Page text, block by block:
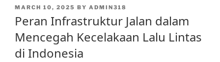
POSTED
MARCH 10, 2025 BY ADMIN318
Peran Infrastruktur Jalan dalam
Mencegah Kecelakaan Lalu Lintas
di Indonesia